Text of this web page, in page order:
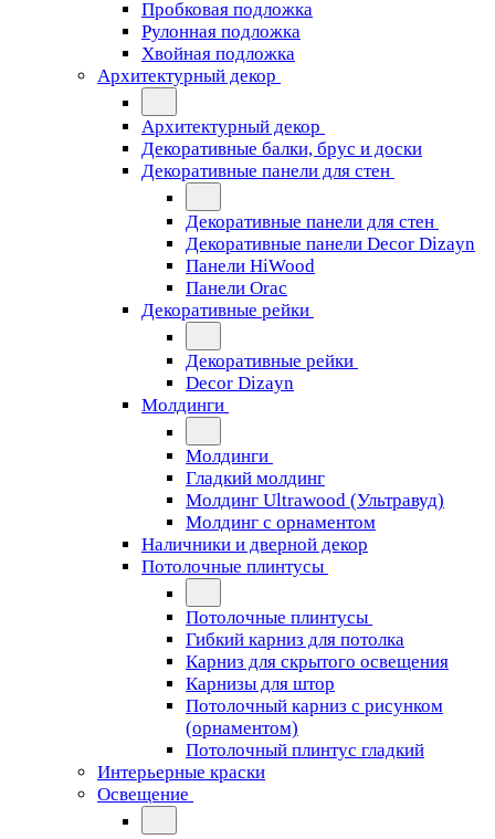
Пробковая подложка
Рулонная подложка
Хвойная подложка
Архитектурный декор
Архитектурный декор
Декоративные балки, брус и доски
Декоративные панели для стен
Декоративные панели для стен
Декоративные панели Decor Dizayn
Панели HiWood
Панели Orac
Декоративные рейки
Декоративные рейки
Decor Dizayn
Молдинги
Молдинги
Гладкий молдинг
Молдинг Ultrawood (Ультравуд)
Молдинг с орнаментом
Наличники и дверной декор
Потолочные плинтусы
Потолочные плинтусы
Гибкий карниз для потолка
Карниз для скрытого освещения
Карнизы для штор
Потолочный карниз с рисунком
(орнаментом)
Потолочный плинтус гладкий
Интерьерные краски
Освещение